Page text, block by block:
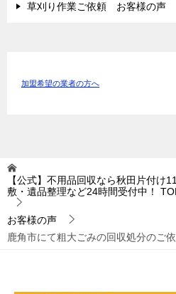
草刈り作業ご依頼 お客様の声
加盟希望の業者の方へ
【公式】不用品回収なら秋田片付け
敷・遺品整理など24時間受付中！
お客様の声
鹿角市にて粗大ごみの回収処分のご